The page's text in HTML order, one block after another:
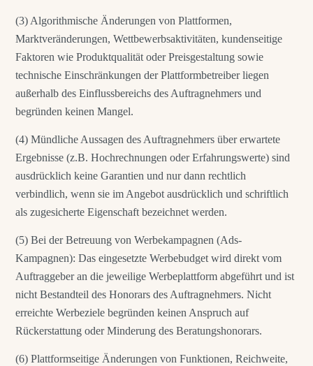
(3) Algorithmische Änderungen von Plattformen,
Marktveränderungen, Wettbewerbsaktivitäten, kundenseitige
Faktoren wie Produktqualität oder Preisgestaltung sowie
technische Einschränkungen der Plattformbetreiber liegen
außerhalb des Einflussbereichs des Auftragnehmers und
begründen keinen Mangel.
(4) Mündliche Aussagen des Auftragnehmers über erwartete
Ergebnisse (z.B. Hochrechnungen oder Erfahrungswerte) sind
ausdrücklich keine Garantien und nur dann rechtlich
verbindlich, wenn sie im Angebot ausdrücklich und schriftlich
als zugesicherte Eigenschaft bezeichnet werden.
(5) Bei der Betreuung von Werbekampagnen (Ads-
Kampagnen): Das eingesetzte Werbebudget wird direkt vom
Auftraggeber an die jeweilige Werbeplattform abgeführt und ist
nicht Bestandteil des Honorars des Auftragnehmers. Nicht
erreichte Werbeziele begründen keinen Anspruch auf
Rückerstattung oder Minderung des Beratungshonorars.
(6) Plattformseitige Änderungen von Funktionen, Reichweite,